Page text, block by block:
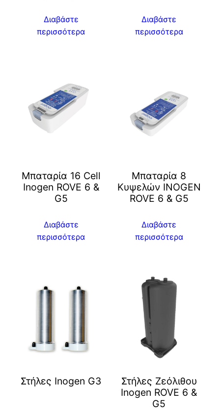
Διαβάστε
περισσότερα
Διαβάστε
περισσότερα
Μπαταρία 16 Cell
Inogen ROVE 6 &
G5
Διαβάστε
περισσότερα
Μπαταρία 8
Κυψελών INOGEN
ROVE 6 & G5
Διαβάστε
περισσότερα
Στήλες Inogen G3
Στήλες Ζεόλιθου
Inogen ROVE 6 &
G5